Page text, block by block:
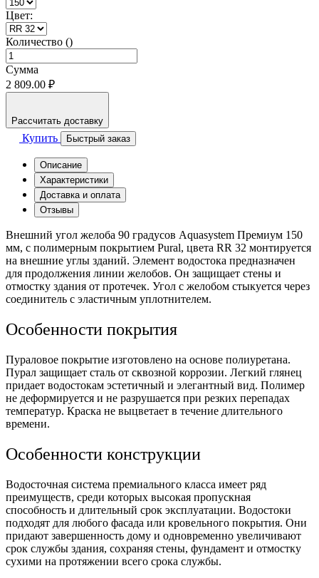
Цвет:
Количество ()
Сумма
2 809.00 ₽
Рассчитать доставку
Купить Быстрый заказ
Описание
Характеристики
Доставка и оплата
Отзывы
Внешний угол желоба 90 градусов Aquasystem Премиум 150
мм, с полимерным покрытием Pural, цвета RR 32 монтируется
на внешние углы зданий. Элемент водостока предназначен
для продолжения линии желобов. Он защищает стены и
отмостку здания от протечек. Угол с желобом стыкуется через
соединитель с эластичным уплотнителем.
Особенности покрытия
Пураловое покрытие изготовлено на основе полиуретана.
Пурал защищает сталь от сквозной коррозии. Легкий глянец
придает водостокам эстетичный и элегантный вид. Полимер
не деформируется и не разрушается при резких перепадах
температур. Краска не выцветает в течение длительного
времени.
Особенности конструкции
Водосточная система премиального класса имеет ряд
преимуществ, среди которых высокая пропускная
способность и длительный срок эксплуатации. Водостоки
подходят для любого фасада или кровельного покрытия. Они
придают завершенность дому и одновременно увеличивают
срок службы здания, сохраняя стены, фундамент и отмостку
сухими на протяжении всего срока службы.